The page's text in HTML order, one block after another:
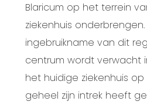
Blaricum op het terrein
ziekenhuis onderbrengen.
ingebruikname van dit
centrum wordt verwacht
het huidige ziekenhuis
geheel zijn intrek heeft